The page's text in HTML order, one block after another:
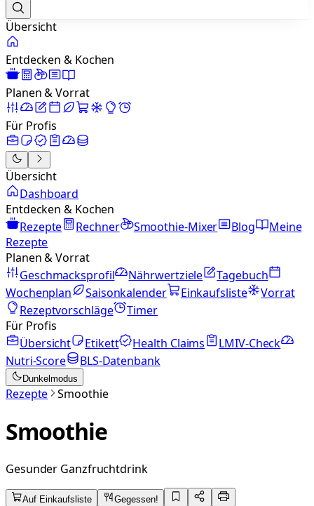
Übersicht
Entdecken & Kochen
Planen & Vorrat
Für Profis
Übersicht
Dashboard
Entdecken & Kochen
Rezepte
Rechner Smoothie-Mixer Blog
Meine
Rezepte
Planen & Vorrat
Geschmacksprofil
Nährwertziele
Tagebuch
Wochenplan
Saisonkalender Einkaufsliste
Vorrat
Rezeptvorschläge
Timer
Für Profis
Übersicht
Etikett Health Claims
LMIV-Check
Nutri-Score
BLS-Datenbank
Dunkelmodus
Rezepte Smoothie
Smoothie
Gesunder Ganzfruchtdrink
Auf Einkaufsliste Gegessen!